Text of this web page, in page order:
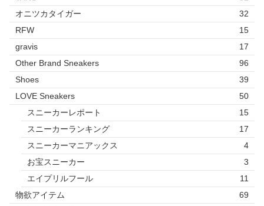
オニツカタイガー
32
RFW
15
gravis
17
Other Brand Sneakers
96
Shoes
39
LOVE Sneakers
50
スニーカーレポート
15
スニーカーランキング
17
スニーカーマニアックス
4
お宝スニーカー
3
エイプリルフール
11
物欲アイテム
69